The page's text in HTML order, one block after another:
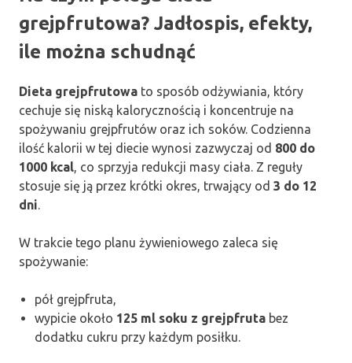
grejpfrutowa? Jadłospis, efekty,
ile można schudnąć
Dieta grejpfrutowa to sposób odżywiania, który
cechuje się niską kalorycznością i koncentruje na
spożywaniu grejpfrutów oraz ich soków. Codzienna
ilość kalorii w tej diecie wynosi zazwyczaj od 800 do
1000 kcal, co sprzyja redukcji masy ciała. Z reguły
stosuje się ją przez krótki okres, trwający od 3 do 12
dni.
W trakcie tego planu żywieniowego zaleca się
spożywanie:
pół grejpfruta,
wypicie około 125 ml soku z grejpfruta bez
dodatku cukru przy każdym posiłku.